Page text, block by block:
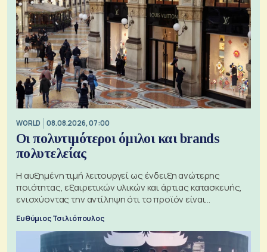
WORLD 08.08.2026, 07:00
Οι πολυτιμότεροι όμιλοι και brands
πολυτελείας
Η αυξημένη τιμή λειτουργεί ως ένδειξη ανώτερης
ποιότητας, εξαιρετικών υλικών και άρτιας κατασκευής,
ενισχύοντας την αντίληψη ότι το προϊόν είναι
ξεχωριστό
Ευθύμιος Τσιλιόπουλος